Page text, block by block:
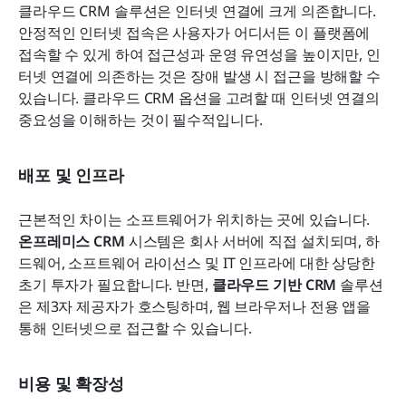
클라우드 CRM 솔루션은 인터넷 연결에 크게 의존합니다.
안정적인 인터넷 접속은 사용자가 어디서든 이 플랫폼에
접속할 수 있게 하여 접근성과 운영 유연성을 높이지만, 인
터넷 연결에 의존하는 것은 장애 발생 시 접근을 방해할 수
있습니다. 클라우드 CRM 옵션을 고려할 때 인터넷 연결의
중요성을 이해하는 것이 필수적입니다.
배포 및 인프라
온프레미스 CRM 시스템은 회사 서버에 직접 설치되며, 하
드웨어, 소프트웨어 라이선스 및 IT 인프라에 대한 상당한
초기 투자가 필요합니다. 반면, 클라우드 기반 CRM 솔루션
은 제3자 제공자가 호스팅하며, 웹 브라우저나 전용 앱을
통해 인터넷으로 접근할 수 있습니다.
비용 및 확장성